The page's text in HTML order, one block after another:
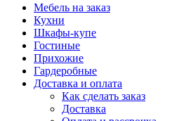
Мебель на заказ
Кухни
Шкафы-купе
Гостиные
Прихожие
Гардеробные
Доставка и оплата
Как сделать заказ
Доставка